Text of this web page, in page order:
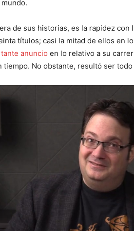
de sus historias, es la rapidez con
títulos; casi la mitad de ellos en
anuncio en lo relativo a su
No obstante, resultó ser